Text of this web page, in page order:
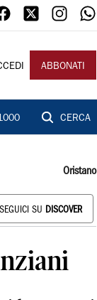
ABBONATI
CERCA
Oristano
SEGUICI SU DISCOVER